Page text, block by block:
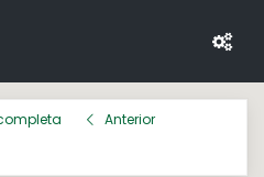
Anterior